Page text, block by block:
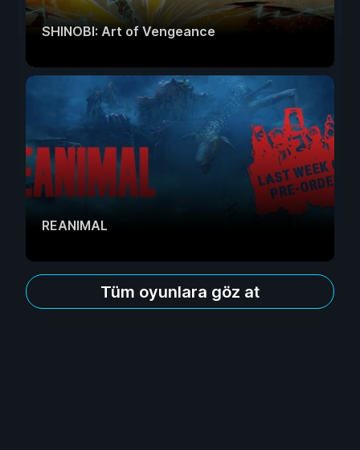
SHINOBI: Art of Vengeance
REANIMAL
Tüm oyunlara göz at